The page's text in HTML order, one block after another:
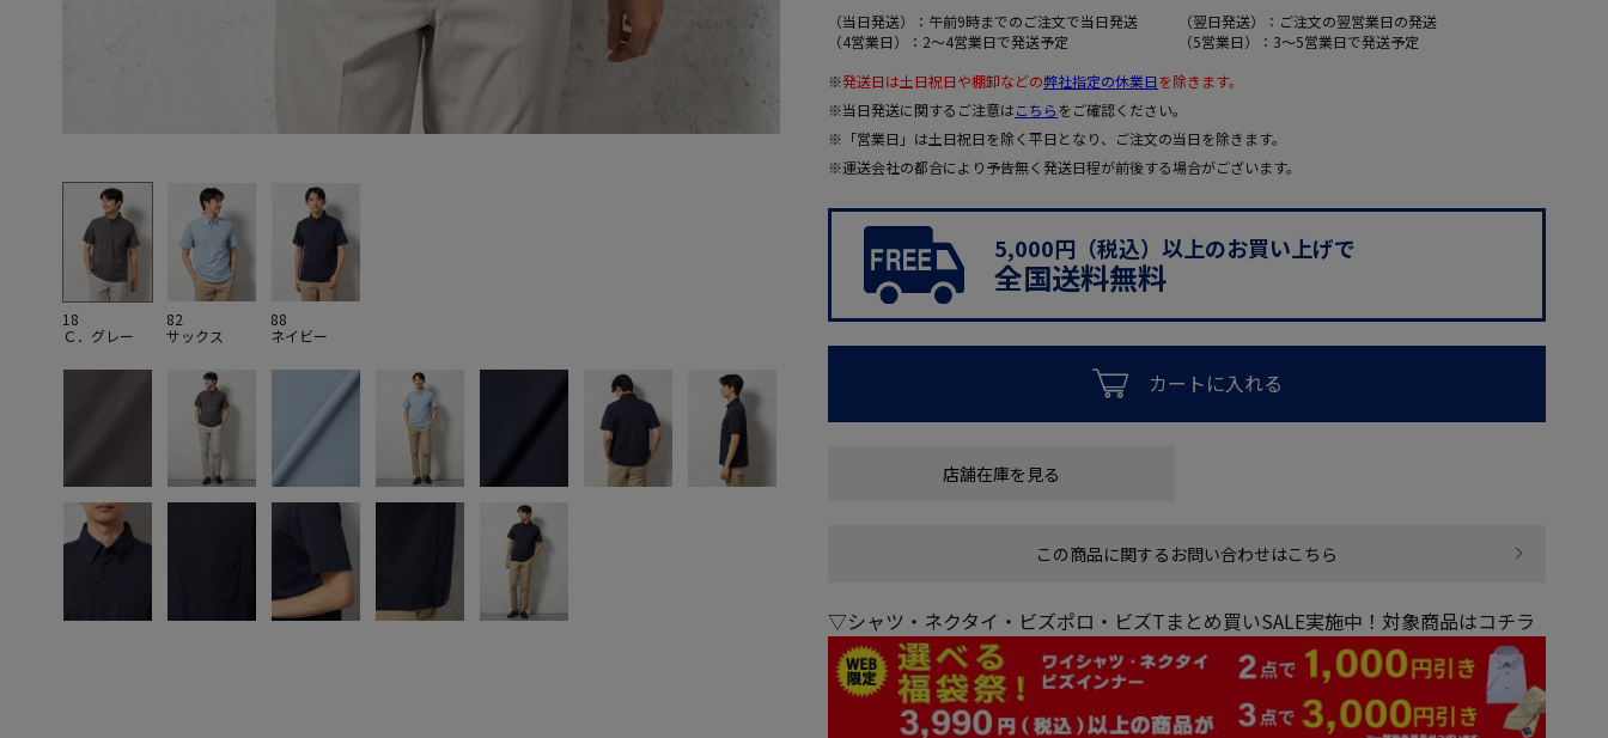
18
Ｃ．グレー
82
サックス
88
ネイビー
（当日発送）：午前9時までのご注文で当日発送
（翌日発送）：ご注文の翌営業日の発送
（4営業日）：2～4営業日で発送予定
（5営業日）：3～5営業日で発送予定
※発送日は土日祝日や棚卸などの弊社指定の休業日を除きます。
※当日発送に関するご注意はこちらをご確認ください。
※「営業日」は土日祝日を除く平日となり、ご注文の当日を除きます。
※運送会社の都合により予告無く発送日程が前後する場合がございます。
5,000円（税込）以上のお買い上げで
全国送料無料
カートに入れる
店舗在庫を見る
この商品に関するお問い合わせはこちら
▽シャツ・ネクタイ・ビズポロ・ビズTまとめ買いSALE実施中！対象商品はコチラ